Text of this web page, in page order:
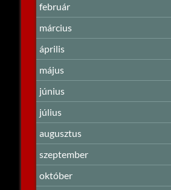
február
március
április
május
június
július
augusztus
szeptember
október